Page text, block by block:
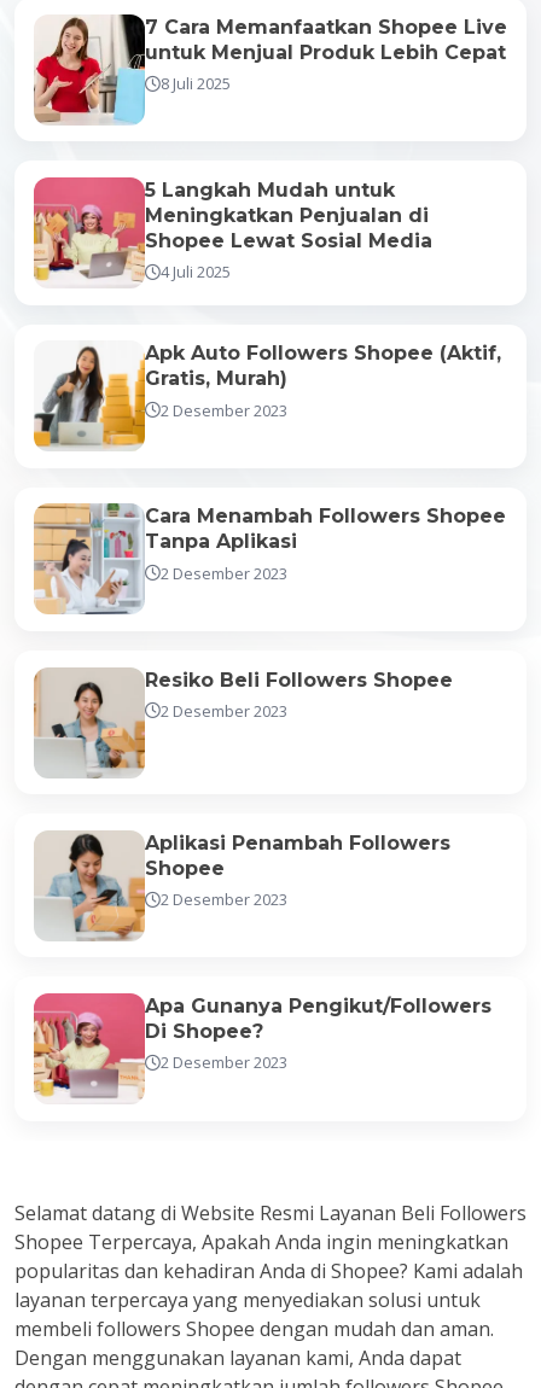
7 Cara Memanfaatkan Shopee Live
untuk Menjual Produk Lebih Cepat
8 Juli 2025
5 Langkah Mudah untuk
Meningkatkan Penjualan di
Shopee Lewat Sosial Media
4 Juli 2025
Apk Auto Followers Shopee (Aktif,
Gratis, Murah)
2 Desember 2023
Cara Menambah Followers Shopee
Tanpa Aplikasi
2 Desember 2023
Resiko Beli Followers Shopee
2 Desember 2023
Aplikasi Penambah Followers
Shopee
2 Desember 2023
Apa Gunanya Pengikut/Followers
Di Shopee?
2 Desember 2023
Selamat datang di Website Resmi Layanan Beli Followers
Shopee Terpercaya, Apakah Anda ingin meningkatkan
popularitas dan kehadiran Anda di Shopee? Kami adalah
layanan terpercaya yang menyediakan solusi untuk
membeli followers Shopee dengan mudah dan aman.
Dengan menggunakan layanan kami, Anda dapat